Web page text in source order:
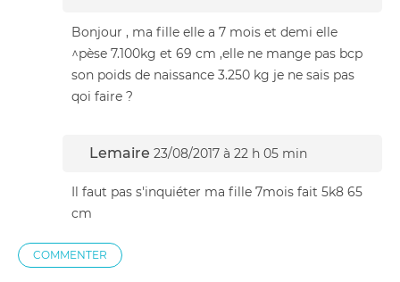
Bonjour , ma fille elle a 7 mois et demi elle
^pèse 7.100kg et 69 cm ,elle ne mange pas bcp
son poids de naissance 3.250 kg je ne sais pas
qoi faire ?
Lemaire 23/08/2017 à 22 h 05 min
Il faut pas s'inquiéter ma fille 7mois fait 5k8 65
cm
COMMENTER